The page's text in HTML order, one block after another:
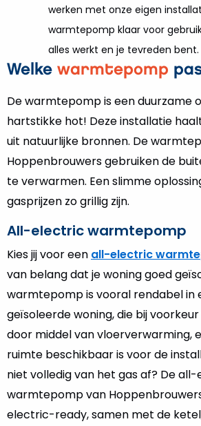
werken met onze eigen
warmtepomp klaar voor
alles werkt en je tevreden bent.
Welke warmtepomp
De warmtepomp is een duurzame
hartstikke hot! Deze installatie
uit natuurlijke bronnen. De
Hoppenbrouwers gebruiken de
te verwarmen. Een slimme
gasprijzen zo grillig zijn.
All-electric warmtepomp
Kies jij voor een all-electric
van belang dat je woning goed
warmtepomp is vooral rendabel in
geïsoleerde woning, die bij
door middel van vloerverwarming,
ruimte beschikbaar is voor de
niet volledig van het gas af? De
warmtepomp van
electric-ready, samen met de